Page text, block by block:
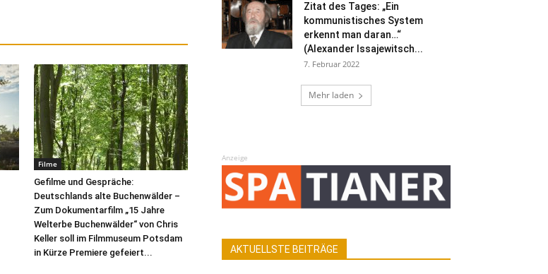
Filme
Gefilme und Gespräche:
Deutschlands alte Buchenwälder –
Zum Dokumentarfilm „15 Jahre
Welterbe Buchenwälder“ von Chris
Keller soll im Filmmuseum Potsdam
in Kürze Premiere gefeiert...
Zitat des Tages: „Ein
kommunistisches System
erkennt man daran…“
(Alexander Issajewitsch...
7. Februar 2022
Mehr laden
Anzeige
AKTUELLSTE BEITRÄGE